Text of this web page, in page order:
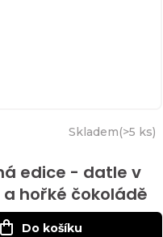
edice - datle v
hořké čokoládě
Skladem(>5 ks)
Do košíku